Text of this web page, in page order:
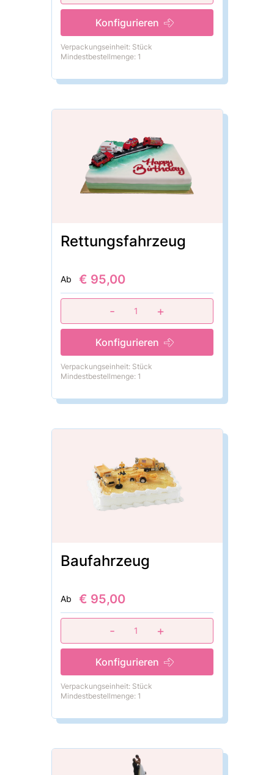
Konfigurieren
Verpackungseinheit: Stück
Mindestbestellmenge: 1
Rettungsfahrzeug
Ab € 95,00
- 1 +
Konfigurieren
Verpackungseinheit: Stück
Mindestbestellmenge: 1
Baufahrzeug
Ab € 95,00
- 1 +
Konfigurieren
Verpackungseinheit: Stück
Mindestbestellmenge: 1